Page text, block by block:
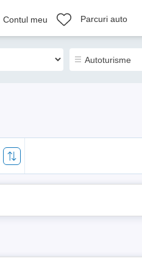
Contul meu Parcuri auto